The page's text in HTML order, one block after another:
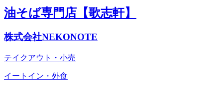
油そば専門店【歌志軒】
株式会社NEKONOTE
テイクアウト・小売
イートイン・外食